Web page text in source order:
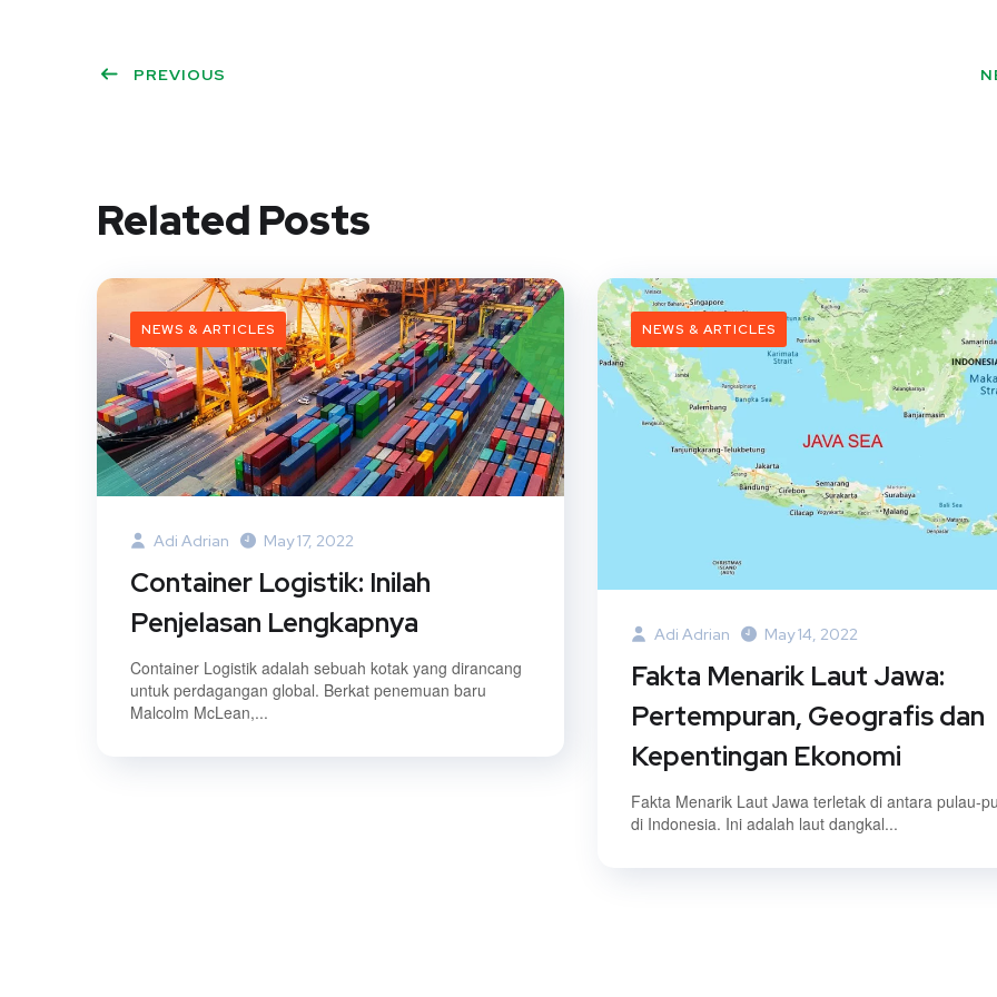
PREVIOUS
Related Posts
NEWS & ARTICLES
Adi Adrian May 17, 2022
Container Logistik: Inilah
Penjelasan Lengkapnya
Container Logistik adalah sebuah kotak yang dirancang
untuk perdagangan global. Berkat penemuan baru
Malcolm McLean,...
NEWS & ARTICLES
Adi Adrian May 14, 2022
Fakta Menarik Laut Jawa:
Pertempuran, Geografis dan
Kepentingan Ekonomi
Fakta Menarik Laut Jawa terletak di antara pulau-
di Indonesia. Ini adalah laut dangkal...